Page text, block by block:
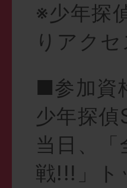
※少年探
りアク
■参加資
少年探
当日、
戦!!!」ト